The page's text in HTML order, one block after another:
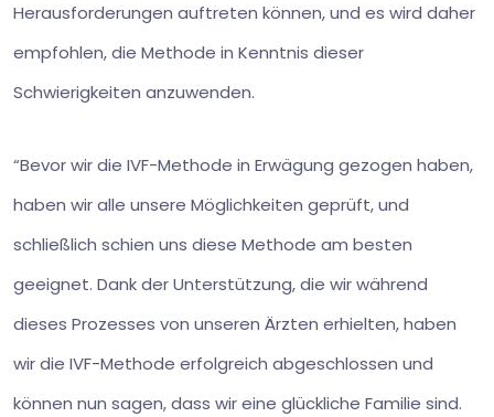
Herausforderungen auftreten können, und es wird daher
empfohlen, die Methode in Kenntnis dieser
Schwierigkeiten anzuwenden.
“Bevor wir die IVF-Methode in Erwägung gezogen haben,
haben wir alle unsere Möglichkeiten geprüft, und
schließlich schien uns diese Methode am besten
geeignet. Dank der Unterstützung, die wir während
dieses Prozesses von unseren Ärzten erhielten, haben
wir die IVF-Methode erfolgreich abgeschlossen und
können nun sagen, dass wir eine glückliche Familie sind.